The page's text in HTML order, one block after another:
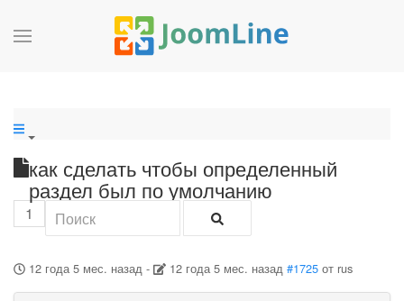
как сделать чтобы определенный
раздел был по умолчанию
1
12 года 5 мес. назад- 12 года 5 мес. назад #1725 от rus